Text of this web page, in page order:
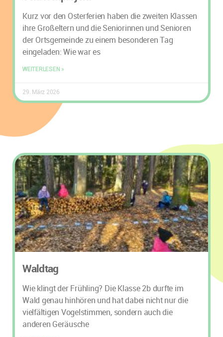
Kurz vor den Osterferien haben die zweiten Klassen
ihre Großeltern und die Seniorinnen und Senioren
der Ortsgemeinde zu einem besonderen Tag
eingeladen: Wie war es
WEITERLESEN »
29. März 2026
Waldtag
Wie klingt der Frühling? Die Klasse 2b durfte im
Wald genau hinhören und hat dabei nicht nur die
vielfältigen Vogelstimmen, sondern auch die
anderen Geräusche